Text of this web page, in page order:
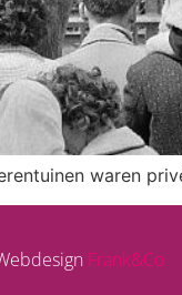
waren
Frank&Co